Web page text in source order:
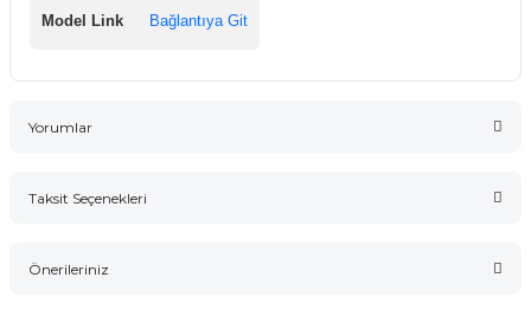
Model Link Bağlantıya Git
Yorumlar
Taksit Seçenekleri
Önerileriniz